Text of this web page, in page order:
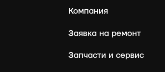
Компания
Заявка на ремонт
Запчасти и сервис